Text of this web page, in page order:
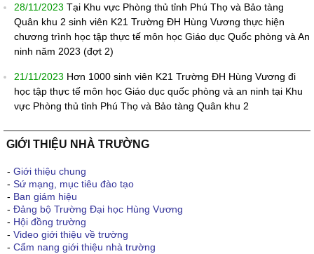
28/11/2023 Tại Khu vực Phòng thủ tỉnh Phú Thọ và Bảo tàng
Quân khu 2 sinh viên K21 Trường ĐH Hùng Vương thực hiện
chương trình học tập thực tế môn học Giáo dục Quốc phòng và An
ninh năm 2023 (đợt 2)
21/11/2023 Hơn 1000 sinh viên K21 Trường ĐH Hùng Vương đi
học tập thực tế môn học Giáo dục quốc phòng và an ninh tại Khu
vực Phòng thủ tỉnh Phú Thọ và Bảo tàng Quân khu 2
GIỚI THIỆU NHÀ TRƯỜNG
- Giới thiệu chung
- Sứ mạng, mục tiêu đào tạo
- Ban giám hiệu
- Đảng bộ Trường Đại học Hùng Vương
- Hội đồng trường
- Video giới thiệu về trường
- Cẩm nang giới thiệu nhà trường